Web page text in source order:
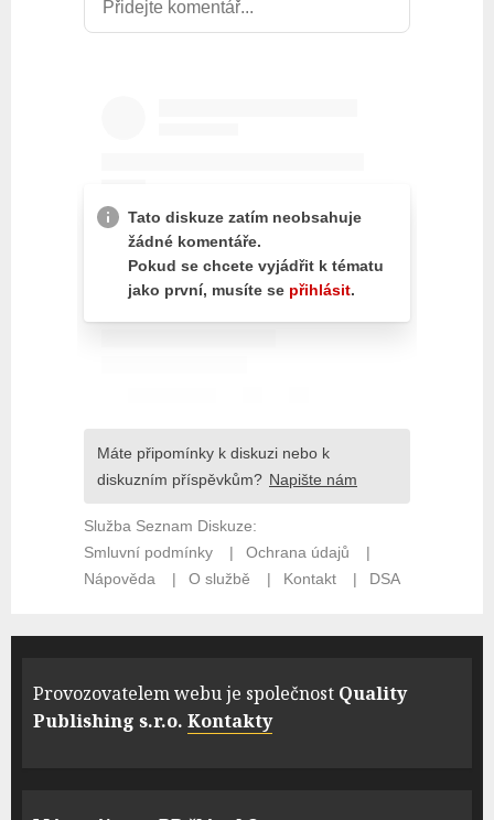
Provozovatelem webu je společnost Quality
Publishing s.r.o. Kontakty